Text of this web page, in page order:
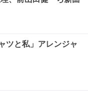
ツと私」アレンジャ